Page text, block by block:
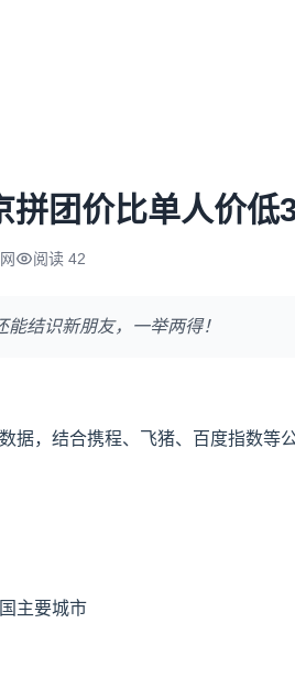
拼团价比单人价低
阅读 42
结识新朋友，一举两得！
据，结合携程、飞猪、百度指数等
主要城市